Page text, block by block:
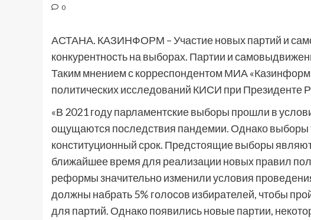
0
АСТАНА. КАЗИНФОРМ – Участие новых партий и
конкурентность на выборах. Партии и
Таким мнением с корреспондентом МИА
политических исследований КИСИ при Президенте
«В 2021 году парламентские выборы прошли в
ощущаются последствия пандемии. Однако выборы
конституционный срок. Предстоящие выборы
ближайшее время для реализации новых правил
реформы значительно изменили условия
должны набрать 5% голосов избирателей, чтобы
для партий. Однако появились новые партии,